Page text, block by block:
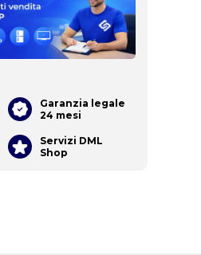
Garanzia legale
24 mesi
Servizi DML
Shop